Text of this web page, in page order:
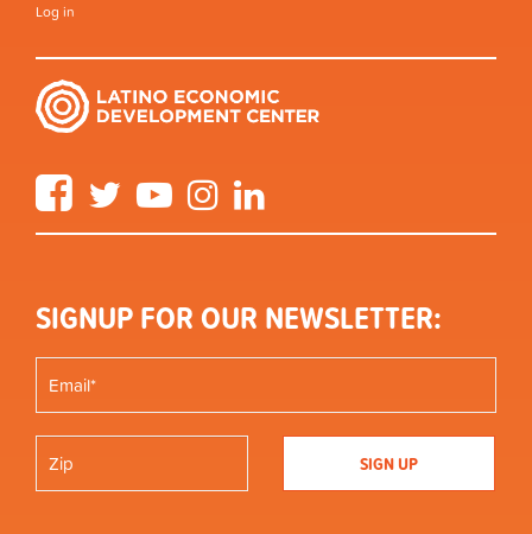
Log in
FacebookTwitter YouTube Instagram
SIGNUP FOR OUR NEWSLETTER: